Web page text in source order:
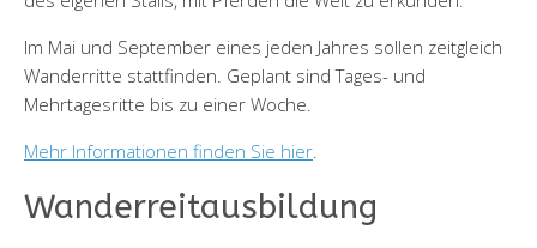
Im Mai und September eines jeden Jahres sollen zeitgleich
Wanderritte stattfinden. Geplant sind Tages- und
Mehrtagesritte bis zu einer Woche.
Mehr Informationen finden Sie hier.
Wanderreitausbildung